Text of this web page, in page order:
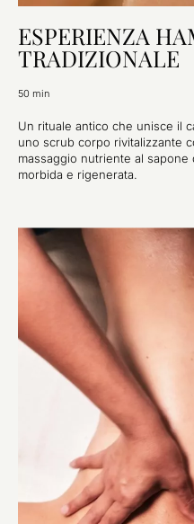
ESPERIENZA
TRADIZIONALE
50 min
Un rituale antico che unisce il
uno scrub corpo rivitalizzante
massaggio nutriente al
morbida e rigenerata.